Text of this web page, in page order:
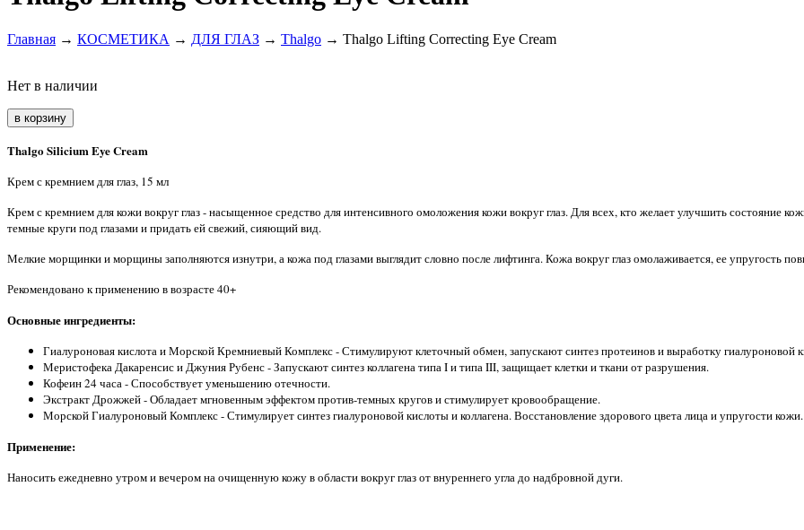
Главная → КОСМЕТИКА → ДЛЯ ГЛАЗ → Thalgo → Thalgo Lifting Correcting Eye Cream
Нет в наличии
Thalgo Silicium Eye Cream
Крем с кремнием для глаз, 15 мл
Крем с кремнием для кожи вокруг глаз - насыщенное средство для интенсивного омоложения кожи вокруг глаз. Для всех, кто желает улучшить состояние
темные круги под глазами и придать ей свежий, сияющий вид.
Мелкие морщинки и морщины заполняются изнутри, а кожа под глазами выглядит словно после лифтинга. Кожа вокруг глаз омолаживается, ее упругость
Рекомендовано к применению в возрасте 40+
Основные ингредиенты:
Гиалуроновая кислота и Морской Кремниевый Комплекс - Стимулируют клеточный обмен, запускают синтез протеинов и выработку гиалуроновой
Меристофека Дакаренсис и Джуния Рубенс - Запускают синтез коллагена типа I и типа III, защищает клетки и ткани от разрушения.
Кофеин 24 часа - Способствует уменьшению отечности.
Экстракт Дрожжей - Обладает мгновенным эффектом против-темных кругов и стимулирует кровообращение.
Морской Гиалуроновый Комплекс - Стимулирует синтез гиалуроновой кислоты и коллагена. Восстановление здорового цвета лица и упругости кожи.
Применение:
Наносить ежедневно утром и вечером на очищенную кожу в области вокруг глаз от внуреннего угла до надбровной дуги.